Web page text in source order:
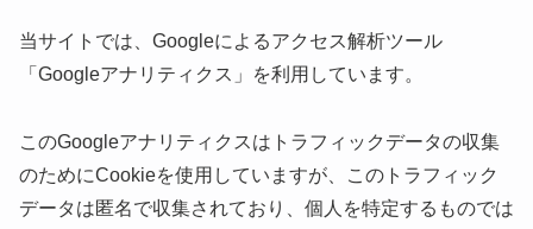
当サイトでは、Googleによるアクセス解析ツール
「Googleアナリティクス」を利用しています。
このGoogleアナリティクスはトラフィックデータの収集
のためにCookieを使用していますが、このトラフィック
データは匿名で収集されており、個人を特定するものでは